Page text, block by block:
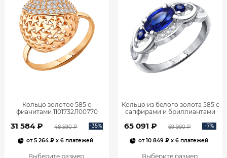
Кольцо золотое 585 с
фианитами 1101732Л00770
31 584 ₽ 48 590 ₽ -35%
от5 264 ₽ x 6 платежей
Выберите размер:
Кольцо из белого золота 585 с
сапфирами и бриллиантами
65 091 ₽ 69 990 ₽ -7%
от10 849 ₽ x 6 платежей
Выберите размер: